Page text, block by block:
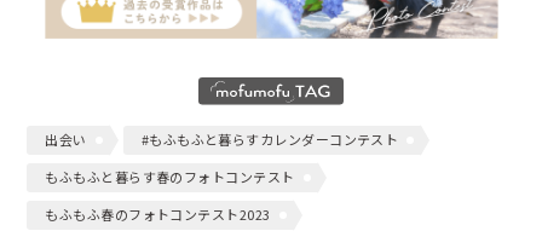
出会い
#もふもふと暮らすカレンダーコンテスト
もふもふと暮らす春のフォトコンテスト
もふもふ春のフォトコンテスト2023